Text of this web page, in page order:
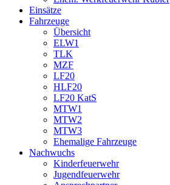
Einsätze
Fahrzeuge
Übersicht
ELW1
TLK
MZF
LF20
HLF20
LF20 KatS
MTW1
MTW2
MTW3
Ehemalige Fahrzeuge
Nachwuchs
Kinderfeuerwehr
Jugendfeuerwehr